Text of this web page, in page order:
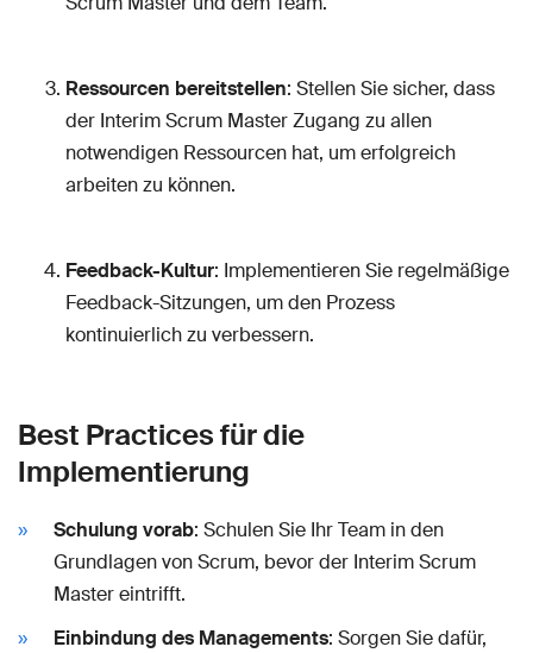
Ressourcen bereitstellen: Stellen Sie sicher, dass
der Interim Scrum Master Zugang zu allen
notwendigen Ressourcen hat, um erfolgreich
arbeiten zu können.
Feedback-Kultur: Implementieren Sie regelmäßige
Feedback-Sitzungen, um den Prozess
kontinuierlich zu verbessern.
Best Practices für die
Implementierung
Schulung vorab: Schulen Sie Ihr Team in den
Grundlagen von Scrum, bevor der Interim Scrum
Master eintrifft.
Einbindung des Managements: Sorgen Sie dafür,